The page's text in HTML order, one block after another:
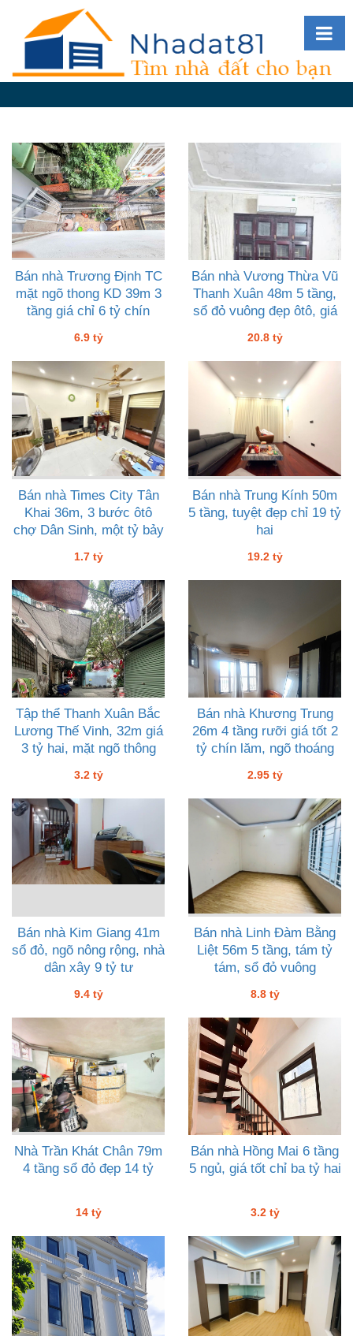
đàn
Giới
Tin
nhà
đất
videos
Tìm
kiếm
Đăng
nhập
Bán nhà Trương Định TC
mặt ngõ thong KD 39m 3
tầng giá chỉ 6 tỷ chín
6.9 tỷ
Bán nhà Vương Thừa Vũ
Thanh Xuân 48m 5 tầng,
sổ đỏ vuông đẹp ôtô, giá
20.8 tỷ
Bán nhà Times City Tân
Khai 36m, 3 bước ôtô
chợ Dân Sinh, một tỷ bảy
1.7 tỷ
Bán nhà Trung Kính 50m
5 tầng, tuyệt đẹp chỉ 19 tỷ
hai
19.2 tỷ
Tập thể Thanh Xuân Bắc
Lương Thế Vinh, 32m giá
3 tỷ hai, mặt ngõ thông
3.2 tỷ
Bán nhà Khương Trung
26m 4 tầng rưỡi giá tốt 2
tỷ chín lăm, ngõ thoáng
2.95 tỷ
Bán nhà Kim Giang 41m
sổ đỏ, ngõ nông rộng, nhà
dân xây 9 tỷ tư
9.4 tỷ
Bán nhà Linh Đàm Bằng
Liệt 56m 5 tầng, tám tỷ
tám, sổ đỏ vuông
8.8 tỷ
Nhà Trần Khát Chân 79m
4 tầng sổ đỏ đẹp 14 tỷ
14 tỷ
Bán nhà Hồng Mai 6 tầng
5 ngủ, giá tốt chỉ ba tỷ hai
3.2 tỷ